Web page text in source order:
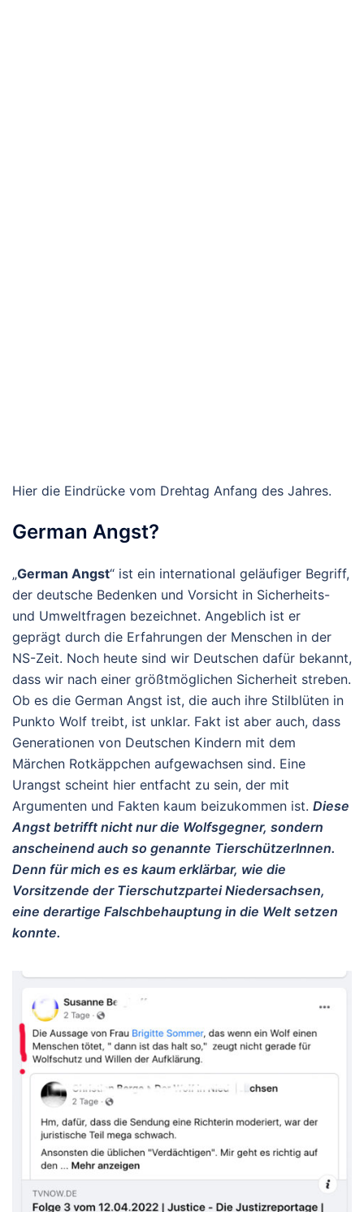
Hier die Eindrücke vom Drehtag Anfang des Jahres.
German Angst?
„German Angst“ ist ein international geläufiger Begriff,
der deutsche Bedenken und Vorsicht in Sicherheits-
und Umweltfragen bezeichnet. Angeblich ist er
geprägt durch die Erfahrungen der Menschen in der
NS-Zeit. Noch heute sind wir Deutschen dafür bekannt,
dass wir nach einer größtmöglichen Sicherheit streben.
Ob es die German Angst ist, die auch ihre Stilblüten in
Punkto Wolf treibt, ist unklar. Fakt ist aber auch, dass
Generationen von Deutschen Kindern mit dem
Märchen Rotkäppchen aufgewachsen sind. Eine
Urangst scheint hier entfacht zu sein, der mit
Argumenten und Fakten kaum beizukommen ist. Diese
Angst betrifft nicht nur die Wolfsgegner, sondern
anscheinend auch so genannte TierschützerInnen.
Denn für mich es es kaum erklärbar, wie die
Vorsitzende der Tierschutzpartei Niedersachsen,
eine derartige Falschbehauptung in die Welt setzen
konnte.